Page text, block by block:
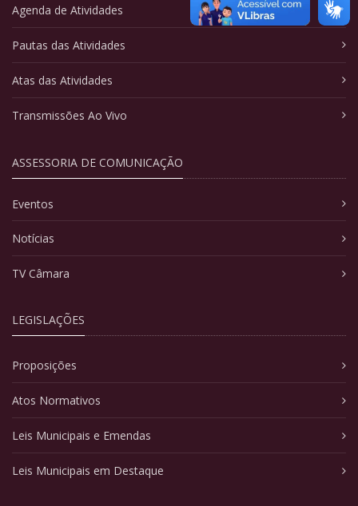
Agenda de Atividades
Pautas das Atividades
Atas das Atividades
Transmissões Ao Vivo
ASSESSORIA DE COMUNICAÇÃO
Eventos
Notícias
TV Câmara
LEGISLAÇÕES
Proposições
Atos Normativos
Leis Municipais e Emendas
Leis Municipais em Destaque